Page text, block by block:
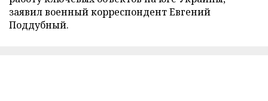
заявил военный корреспондент Евгений
Поддубный.